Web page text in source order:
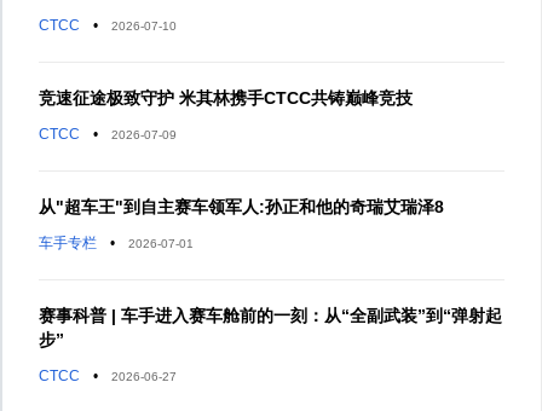
CTCC • 2026-07-10
竞速征途极致守护 米其林携手CTCC共铸巅峰竞技
CTCC • 2026-07-09
从"超车王"到自主赛车领军人:孙正和他的奇瑞艾瑞泽8
车手专栏 • 2026-07-01
赛事科普 | 车手进入赛车舱前的一刻：从“全副武装”到“弹射起
步”
CTCC • 2026-06-27